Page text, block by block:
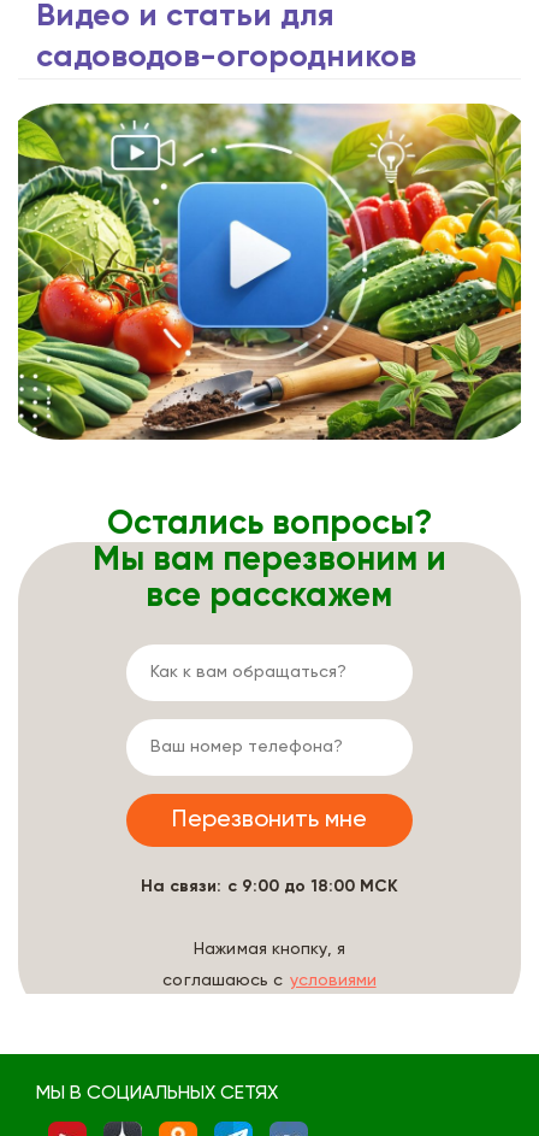
Видео и статьи для
садоводов-огородников
Остались вопросы?
Мы вам перезвоним и
все расскажем
На связи: с 9:00 до 18:00 МСК
Нажимая кнопку, я
соглашаюсь с условиями
МЫ В СОЦИАЛЬНЫХ СЕТЯХ